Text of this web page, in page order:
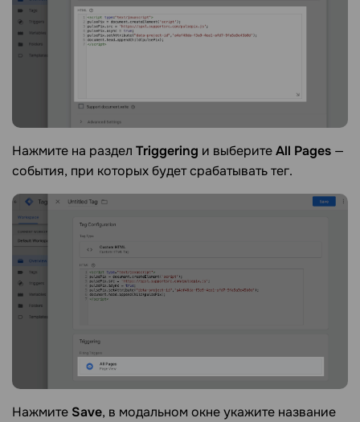
Нажмите на раздел Triggering и выберитеAll Pages —
события, при которых будет срабатывать тег.
Нажмите Save, в модальном окне укажите название